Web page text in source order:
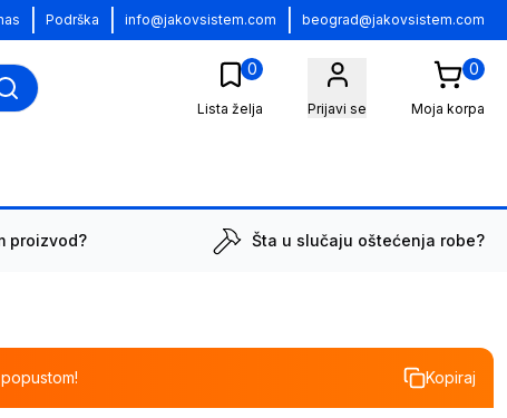
Podrška info@jakovsistem.com beograd@jakovsistem.com
0
Lista želja Prijavi se
0
Moja korpa
proizvod? Šta u slučaju oštećenja robe?
Kopiraj